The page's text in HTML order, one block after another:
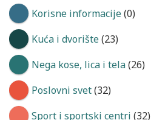
Korisne informacije(0)
Kuća i dvorište(23)
Nega kose, lica i tela(26)
Poslovni svet(32)
Sport i sportski centri (32)